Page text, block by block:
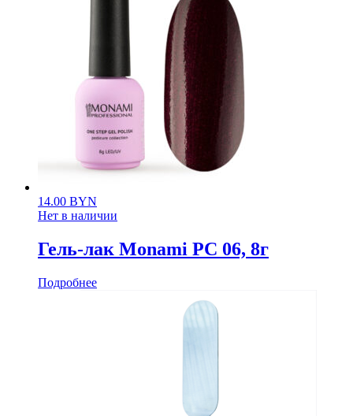
14.00 BYN
Нет в наличии
Гель-лак Monami PС 06, 8г
Подробнее